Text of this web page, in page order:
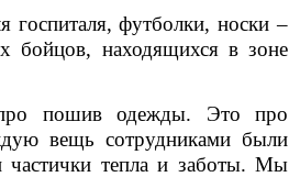
футболки, носки –
бойцов, находящихся в зоне
пошив одежды. Это про
вещь сотрудниками были
тепла и заботы. Мы